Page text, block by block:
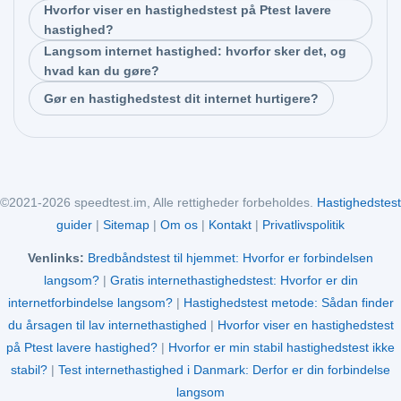
Hvorfor viser en hastighedstest på Ptest lavere
hastighed?
Langsom internet hastighed: hvorfor sker det, og
hvad kan du gøre?
Gør en hastighedstest dit internet hurtigere?
©2021-2026 speedtest.im, Alle rettigheder forbeholdes. Hastighedstest
guider | Sitemap | Om os | Kontakt | Privatlivspolitik
Venlinks: Bredbåndstest til hjemmet: Hvorfor er forbindelsen
langsom?| Gratis internethastighedstest: Hvorfor er din
internetforbindelse langsom?| Hastighedstest metode: Sådan finder
du årsagen til lav internethastighed | Hvorfor viser en hastighedstest
på Ptest lavere hastighed? | Hvorfor er min stabil hastighedstest ikke
stabil? | Test internethastighed i Danmark: Derfor er din forbindelse
langsom